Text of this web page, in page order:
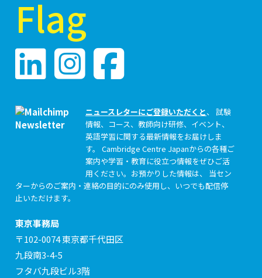
ニュースレターにご登録いただくと、 試験
情報、コース、教師向け研修、イベント、
英語学習に関する最新情報をお届けしま
す。 Cambridge Centre Japanからの各種ご
案内や学習・教育に役立つ情報をぜひご活
用ください。お預かりした情報は、 当セン
ターからのご案内・連絡の目的にのみ使用し、いつでも配信停
止いただけます。
東京事務局
〒102-0074 東京都千代田区
九段南3-4-5
フタバ九段ビル3階